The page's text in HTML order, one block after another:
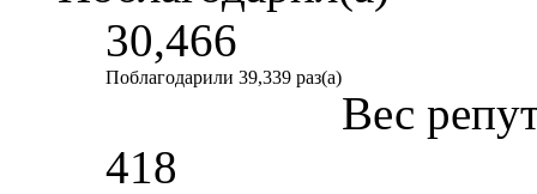
30,466
Поблагодарили 39,339 раз(а)
Вес
418